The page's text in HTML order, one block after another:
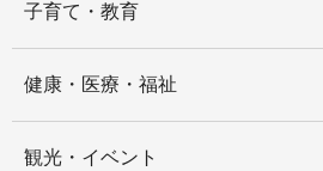
子育て・教育
健康・医療・福祉
観光・イベント